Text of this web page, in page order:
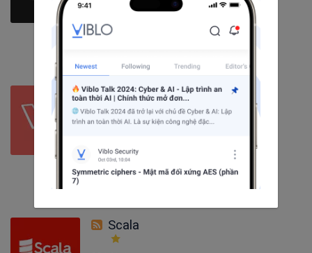
câu hỏi
1719
Laravel
1397bài viết
2760người theo dõi
Theo dõi
Scala